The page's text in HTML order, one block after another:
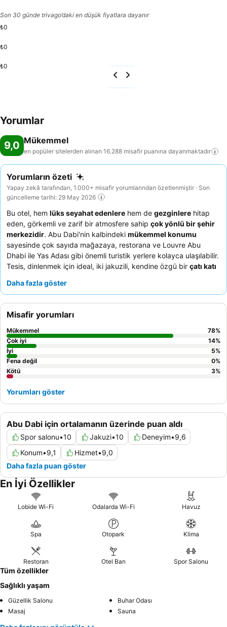
Son 30 günde trivago’daki en düşük fiyatlara dayanır
₺0
₺0
₺0
Yorumlar
9,0 Mükemmel
en popüler sitelerden alınan 16.288 misafir puanına dayanmaktadır
Yorumların özeti
Yapay zekâ tarafından, 1.000+ misafir yorumlarından özetlenmiştir · Son
güncelleme tarihi: 29 May 2026
Bu otel, hem lüks seyahat edenlere hem de gezginlere hitap
eden, görkemli ve zarif bir atmosfere sahip çok yönlü bir şehir
merkezidir. Abu Dabi'nin kalbindeki mükemmel konumu
sayesinde çok sayıda mağazaya, restorana ve Louvre Abu
Dhabi ile Yas Adası gibi önemli turistik yerlere kolayca ulaşılabilir.
Tesis, dinlenmek için ideal, iki jakuzili, kendine özgü bir çatı katı
misafirperverliğini
geniş konaklama birimleri ve ayrı yaşam alanları sunan bir
rezervasyonu yapmayı düşünebilirsiniz.
Daha fazla göster
Abu Dabi için ortalamanın üzerinde puan aldı
Spor salonu•10 Jakuzi•10 Deneyim•9,6
Konum•9,1 Hizmet•9,0
Daha fazla puan göster
Misafir yorumları
Mükemmel 78%
Çok iyi
14%
İyi
5%
Fena değil
0%
Kötü
3%
Yorumları göster
En İyi Özellikler
Lobide Wi-Fi Odalarda Wi-Fi Havuz
Spa Otopark Klima
Restoran Otel Barı Spor Salonu
Tüm özellikler
Sağlıklı yaşam
Güzellik Salonu
Buhar Odası
Masaj
Sauna